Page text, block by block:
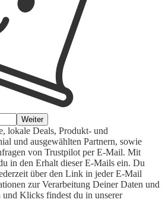
Weiter
lokale Deals, Produkt- und
und ausgewählten Partnern, sowie
von Trustpilot per E-Mail. Mit
in den Erhalt dieser E-Mails ein. Du
über den Link in jeder E-Mail
zur Verarbeitung Deiner Daten und
Klicks findest du in unserer